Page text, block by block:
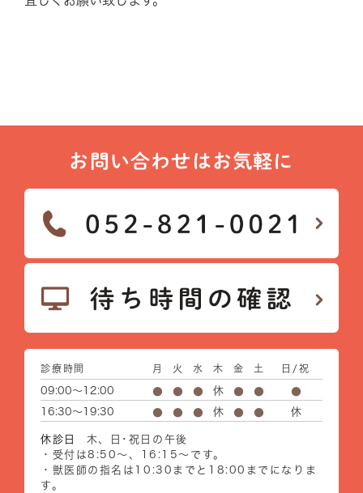
お問い合わせはお気軽に
診療時間 月 火 水 木 金 土 日/祝
09:00～12:00 ● ● ● 休 ● ●
●
16:30～19:30
● ● ● 休 ● ● 休
休診日
木、日･祝日の午後
・受付は8:50～、16:15～です。
・獣医師の指名は10:30までと18:00までになりま
す。